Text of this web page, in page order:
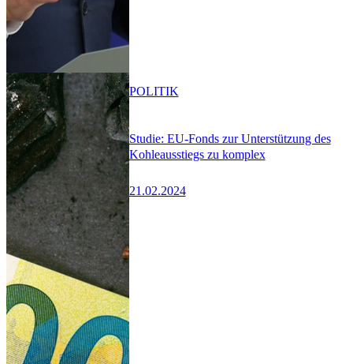
Studie: EU-Fonds zur Unterstützung des
Kohleausstiegs zu komplex
21.02.2024
POLITIK